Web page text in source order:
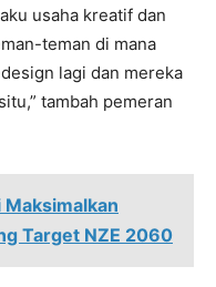
usaha kreatif dan
teman di mana
lagi dan mereka
tambah pemeran
Maksimalkan
Target NZE 2060